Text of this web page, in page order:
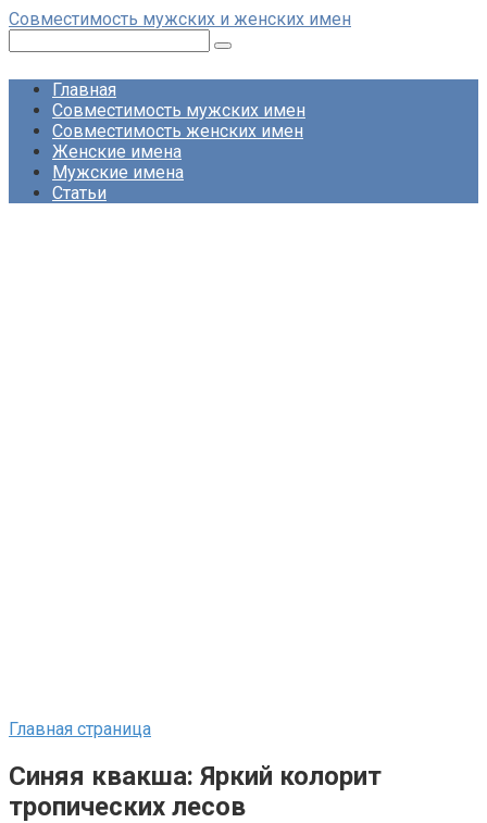
Перейти
контенту
Совместимость мужских и женских имен
Главная
Совместимость мужских имен
Совместимость женских имен
Женские имена
Мужские имена
Статьи
Главная страница
Синяя квакша: Яркий колорит
тропических лесов